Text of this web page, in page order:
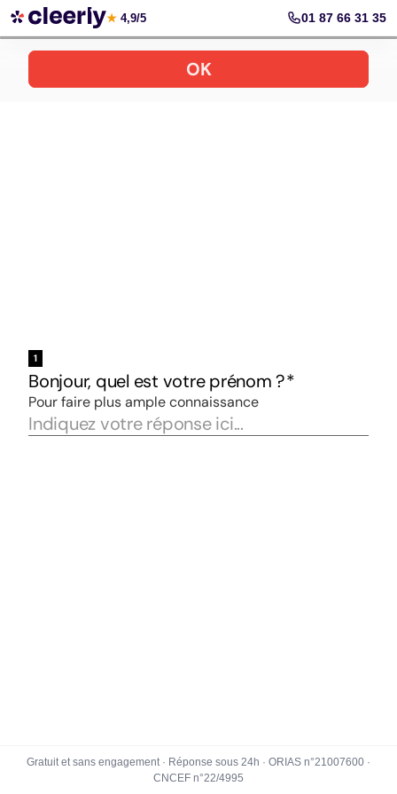
Votre simulation gratuite et personnalisée
★ 4,9/5 01 87 66 31 35
Gratuit et sans engagement · Réponse sous 24h · ORIAS n°21007600 ·
CNCEF n°22/4995